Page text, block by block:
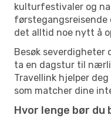
kulturfestivaler og
førstegangsreisende
det alltid noe nytt å
Besøk severdigheter
ta en dagstur til
Travellink hjelper deg
som matcher dine
Hvor lenge bør du